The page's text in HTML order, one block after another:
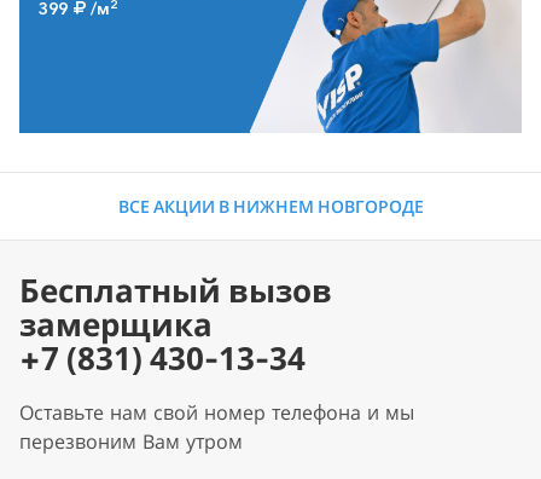
399
/м2
ВСЕ АКЦИИ В НИЖНЕМ НОВГОРОДЕ
Бесплатный вызов
замерщика
+7 (831) 430-13-34
Оставьте нам свой номер телефона и мы
перезвоним Вам утром